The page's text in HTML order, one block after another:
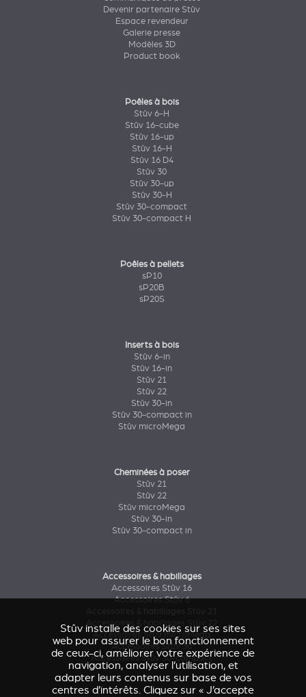
Devenir partenaire Stûv
Espace revendeur
Galerie presse
Modèles 3D
Product book
Poêles à bois
Stûv 6-H
Stûv 16-cube
Stûv 16-up
Stûv 16-H
Stûv 16 D4
Stûv 30
Stûv 30-up
Stûv 30-H
Stûv 30-compact
Stûv 30-compact H
Poêles à pellets
sP10
sP20B
sP20S
Inserts à bois
Stûv 6-in
Stûv 16-in
Stûv 21
Stûv 22
Stûv 30-in
Stûv 30-compact in
Stûv microMega
Cheminées à poser
Stûv 21
Stûv 22
Stûv microMega
Stûv 30-in
Stûv 30-compact in
Accessoires & habillages
Accessoires Stûv 16
Accessoires Stûv 6
Accessoires & habillages Stûv 22
Accessoires Stûv microMega
Accessoires Stûv 30
Accessoires Stûv 30-compact
Stûv installe des cookies sur ses sites
web pour assurer le bon fonctionnement
de ceux-ci, améliorer votre expérience de
navigation, analyser l’utilisation, et
adapter leurs contenus sur base de vos
centres d’intérêts. Cliquez sur « J’accepte